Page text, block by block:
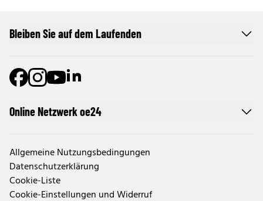
Online Netzwerk oe24
Allgemeine Nutzungsbedingungen
Datenschutzerklärung
Cookie-Liste
Cookie-Einstellungen und Widerruf
Bleiben Sie auf dem Laufenden